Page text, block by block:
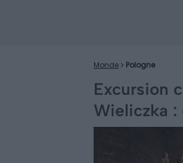
Monde Pologne
Excursion
Wieliczka :